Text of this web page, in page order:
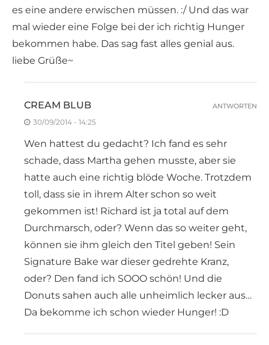
es eine andere erwischen müssen. :/ Und das war
mal wieder eine Folge bei der ich richtig Hunger
bekommen habe. Das sag fast alles genial aus.
liebe Grüße~
CREAM BLUB
30/09/2014 - 14:25
Wen hattest du gedacht? Ich fand es sehr
schade, dass Martha gehen musste, aber sie
hatte auch eine richtig blöde Woche. Trotzdem
toll, dass sie in ihrem Alter schon so weit
gekommen ist! Richard ist ja total auf dem
Durchmarsch, oder? Wenn das so weiter geht,
können sie ihm gleich den Titel geben! Sein
Signature Bake war dieser gedrehte Kranz,
oder? Den fand ich SOOO schön! Und die
Donuts sahen auch alle unheimlich lecker aus…
Da bekomme ich schon wieder Hunger! :D
ANTWORTEN